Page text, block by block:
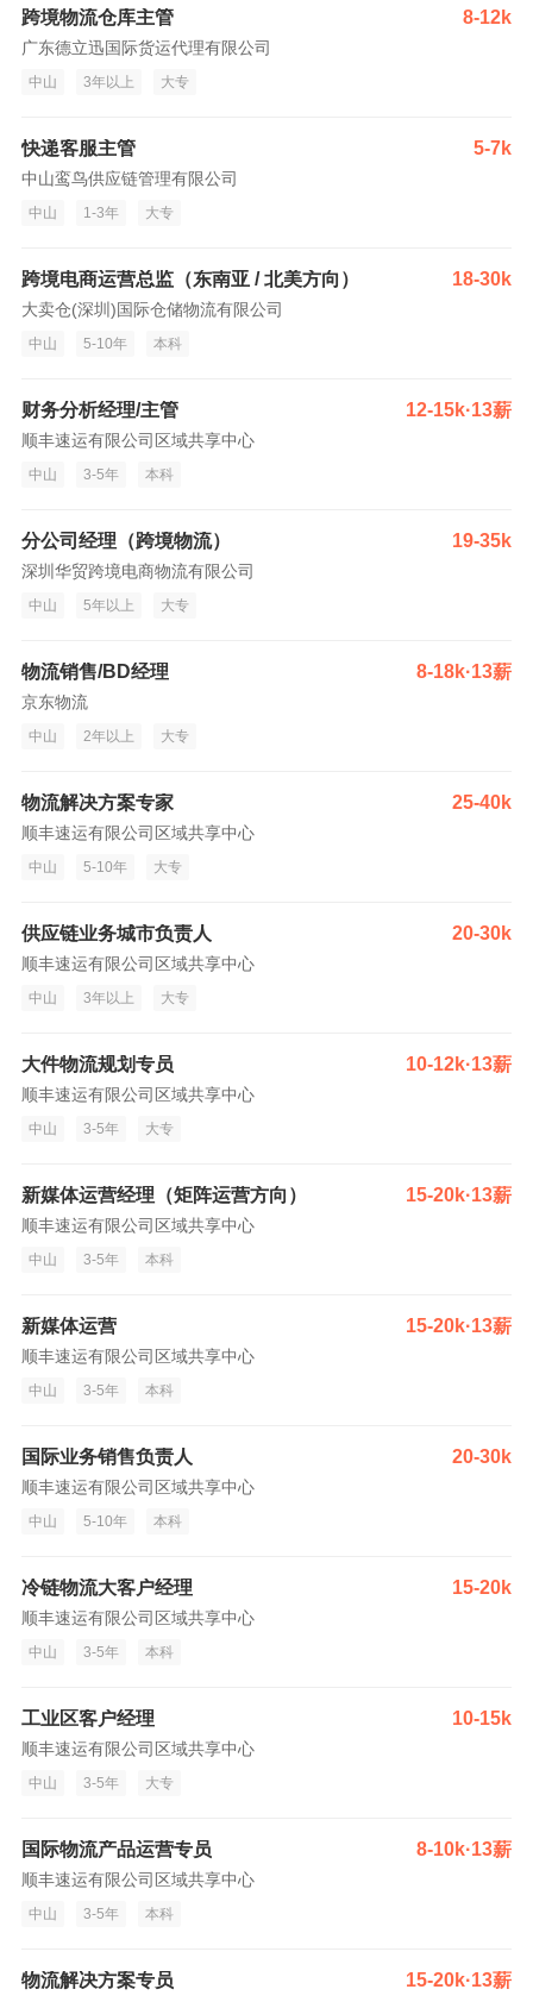
跨境物流仓库主管 8-12k
广东德立迅国际货运代理有限公司
中山 3年以上 大专
快递客服主管 5-7k
中山鸾鸟供应链管理有限公司
中山 1-3年 大专
跨境电商运营总监（东南亚 / 北美方向） 18-30k
大卖仓(深圳)国际仓储物流有限公司
中山 5-10年 本科
财务分析经理/主管 12-15k·13薪
顺丰速运有限公司区域共享中心
中山 3-5年 本科
分公司经理（跨境物流） 19-35k
深圳华贸跨境电商物流有限公司
中山 5年以上 大专
物流销售/BD经理 8-18k·13薪
京东物流
中山 2年以上 大专
物流解决方案专家 25-40k
顺丰速运有限公司区域共享中心
中山 5-10年 大专
供应链业务城市负责人 20-30k
顺丰速运有限公司区域共享中心
中山 3年以上 大专
大件物流规划专员 10-12k·13薪
顺丰速运有限公司区域共享中心
中山 3-5年 大专
新媒体运营经理（矩阵运营方向） 15-20k·13薪
顺丰速运有限公司区域共享中心
中山 3-5年 本科
新媒体运营 15-20k·13薪
顺丰速运有限公司区域共享中心
中山 3-5年 本科
国际业务销售负责人 20-30k
顺丰速运有限公司区域共享中心
中山 5-10年 本科
冷链物流大客户经理 15-20k
顺丰速运有限公司区域共享中心
中山 3-5年 本科
工业区客户经理 10-15k
顺丰速运有限公司区域共享中心
中山 3-5年 大专
国际物流产品运营专员 8-10k·13薪
顺丰速运有限公司区域共享中心
中山 3-5年 本科
物流解决方案专员 15-20k·13薪